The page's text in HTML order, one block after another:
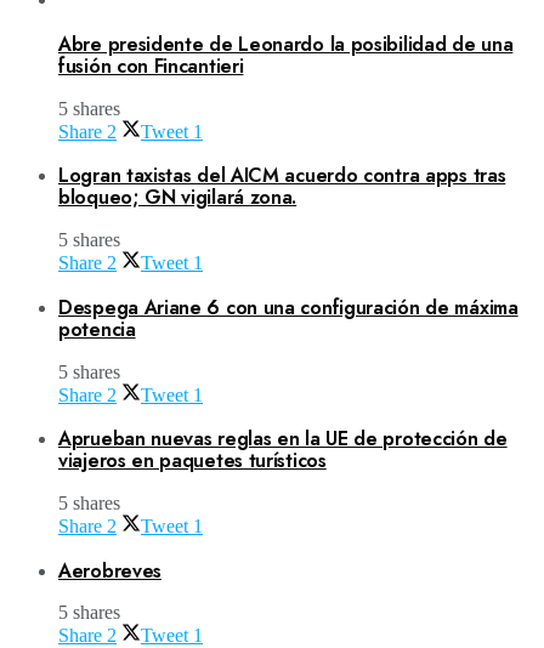
Abre presidente de Leonardo la posibilidad de una
fusión con Fincantieri
5 shares
Share 2 Tweet 1
Logran taxistas del AICM acuerdo contra apps tras
bloqueo; GN vigilará zona.
5 shares
Share 2 Tweet 1
Despega Ariane 6 con una configuración de máxima
potencia
5 shares
Share 2 Tweet 1
Aprueban nuevas reglas en la UE de protección de
viajeros en paquetes turísticos
5 shares
Share 2 Tweet 1
Aerobreves
5 shares
Share 2 Tweet 1